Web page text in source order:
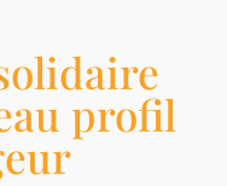
profil